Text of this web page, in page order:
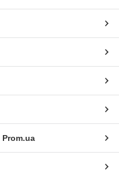
Prom.ua